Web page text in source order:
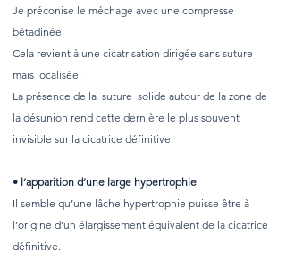
Je préconise le méchage avec une compresse
bétadinée.
Cela revient à une cicatrisation dirigée sans suture
mais localisée.
La présence de la suture solide autour de la zone de
la désunion rend cette dernière le plus souvent
invisible sur la cicatrice définitive.
• l’apparition d’une large hypertrophie
Il semble qu’une lâche hypertrophie puisse être à
l’origine d’un élargissement équivalent de la cicatrice
définitive.